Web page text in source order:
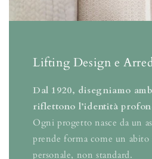
Lifting Design e
Dal 1920, disegniamo
riflettono l’identità
Ogni progetto nasce da un
prende forma come un abito
personale, non standard.